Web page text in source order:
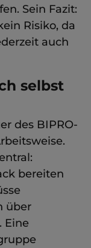
Sein Fazit:
Risiko, da
auch
selbst
des BIPRO-
bereiten
über
Eine